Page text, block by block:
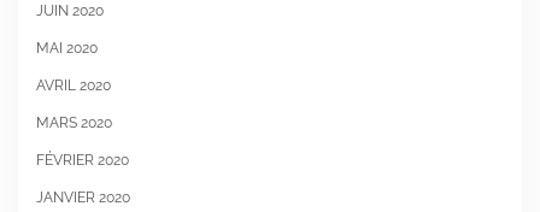
JUIN 2020
MAI 2020
AVRIL 2020
MARS 2020
FÉVRIER 2020
JANVIER 2020